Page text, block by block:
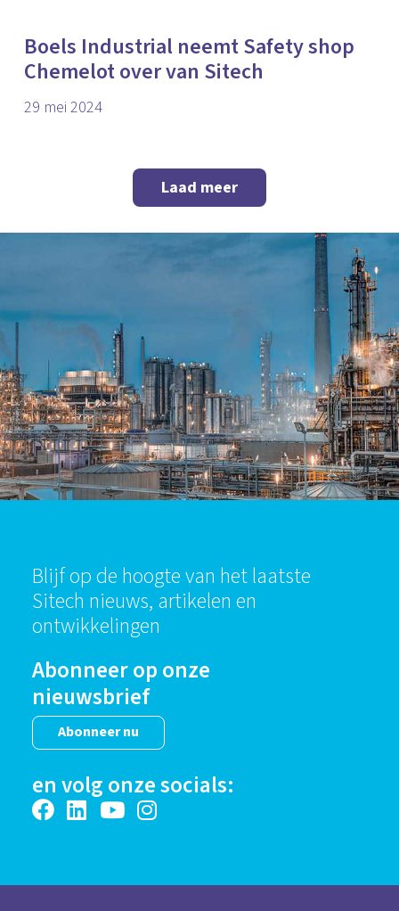
Boels Industrial neemt Safety shop
Chemelot over van Sitech
29 mei 2024
Laad meer
Blijf op de hoogte van het laatste
Sitech nieuws, artikelen en
ontwikkelingen
Abonneer op onze
nieuwsbrief
Abonneer nu
en volg onze socials: